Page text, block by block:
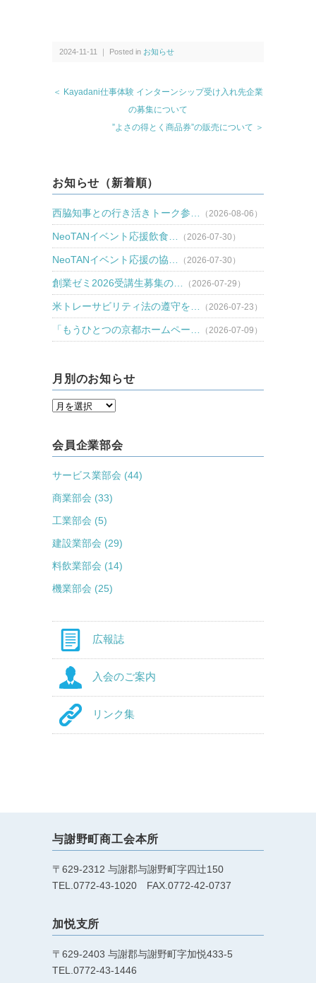
2024-11-11 ｜ Posted in お知らせ
＜ Kayadani仕事体験 インターンシップ受け入れ先企業
の募集について
”よさの得とく商品券”の販売について ＞
お知らせ（新着順）
西脇知事との行き活きトーク参… （2026-08-06）
NeoTANイベント応援飲食… （2026-07-30）
NeoTANイベント応援の協… （2026-07-30）
創業ゼミ2026受講生募集の… （2026-07-29）
米トレーサビリティ法の遵守を… （2026-07-23）
「もうひとつの京都ホームペー… （2026-07-09）
月別のお知らせ
会員企業部会
サービス業部会 (44)
商業部会 (33)
工業部会 (5)
建設業部会 (29)
料飲業部会 (14)
機業部会 (25)
広報誌
入会のご案内
リンク集
与謝野町商工会本所
〒629-2312 与謝郡与謝野町字四辻150
TEL.0772-43-1020 FAX.0772-42-0737
加悦支所
〒629-2403 与謝郡与謝野町字加悦433-5
TEL.0772-43-1446